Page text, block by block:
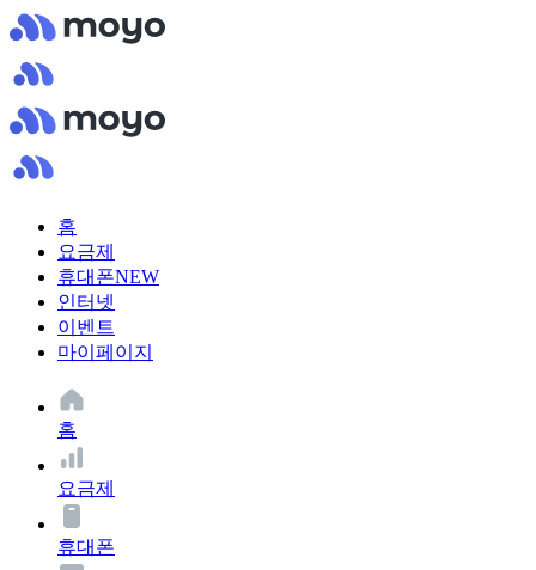
홈
요금제
휴대폰NEW
인터넷
이벤트
마이페이지
홈
요금제
휴대폰